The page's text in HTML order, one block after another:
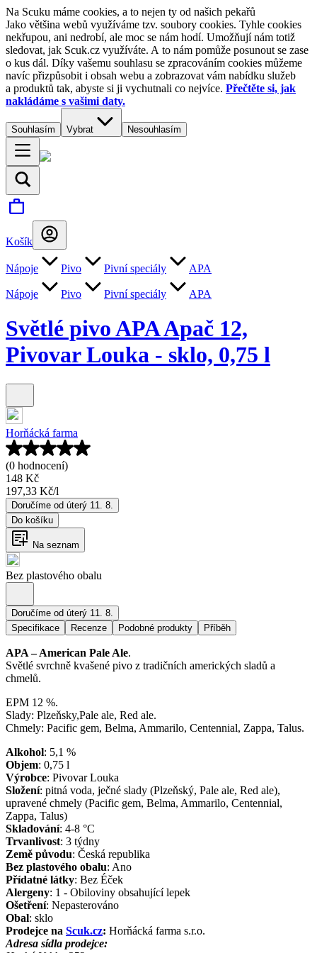
Na Scuku máme cookies, a to nejen ty od našich pekařů
Jako většina webů využíváme tzv. soubory cookies. Tyhle cookies
nekřupou, ani nedrobí, ale moc se nám hodí. Umožňují nám totiž
sledovat, jak Scuk.cz využíváte. A to nám pomůže posunout se zase
o kus dál. Díky vašemu souhlasu se zpracováním cookies můžeme
navíc přizpůsobit i obsah webu a zobrazovat vám nabídku služeb
a produktů tak, abyste si ji vychutnali co nejvíce. Přečtěte si, jak
nakládáme s vašimi daty.
Souhlasím Vybrat Nesouhlasím
Košík
Nápoje Pivo Pivní speciály APA
Nápoje Pivo Pivní speciály APA
Světlé pivo APA Apač 12,
Pivovar Louka - sklo, 0,75 l
Horňácká farma
(0 hodnocení)
148 Kč
197,33 Kč/l
Doručíme od úterý 11. 8.
Do košíku
Na seznam
Bez plastového obalu
Doručíme od úterý 11. 8.
Specifikace
Recenze Podobné produkty Příběh
APA – American Pale Ale.
Světlé svrchně kvašené pivo z tradičních amerických sladů a
chmelů.
EPM 12 %.
Slady: Plzeňsky,Pale ale, Red ale.
Chmely: Pacific gem, Belma, Ammarilo, Centennial, Zappa, Talus.
Alkohol: 5,1 %
Objem: 0,75 l
Výrobce: Pivovar Louka
Složení: pitná voda, ječné slady (Plzeňský, Pale ale, Red ale),
upravené chmely (Pacific gem, Belma, Ammarilo, Centennial,
Zappa, Talus)
Skladování: 4-8 °C
Trvanlivost: 3 týdny
Země původu: Česká republika
Bez plastového obalu: Ano
Přídatné látky: Bez Éček
Alergeny: 1 - Obiloviny obsahující lepek
Ošetření: Nepasterováno
Obal: sklo
Prodejce na Scuk.cz: Horňácká farma s.r.o.
Adresa sídla prodejce: